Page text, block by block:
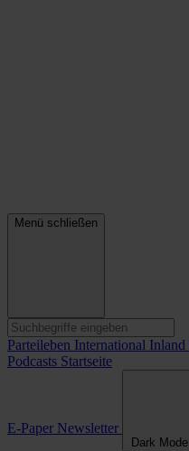
Menü schließen
Parteileben International Inland
Podcasts Startseite
E-Paper Newsletter
Dark Mode